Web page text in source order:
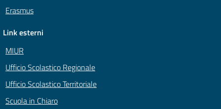
Erasmus
Link esterni
MIUR
Ufficio Scolastico Regionale
Ufficio Scolastico Territoriale
Scuola in Chiaro